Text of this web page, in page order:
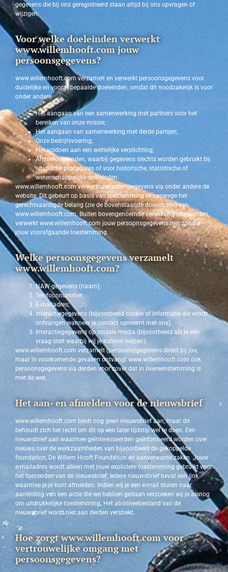
gegevens die bij ons geregistreerd staan altijd bij ons opvragen of
wijzigen.
Voor welke doeleinden verwerkt
www.willemhooft.com jouw
persoonsgegevens?
www.willemhooft.com verzamelt en verwerkt persoonsgegevens voor
duidelijke en vooraf bepaalde doeleinden, omdat dit noodzakelijk is voor
onder andere:
Het aangaan van een samenwerking met partners voor het
bereiken van onze missie;
Het aangaan van samenwerking met derde partijen;
Onze bedrijfsvoering;
Het voldoen aan een wettelijke verplichting;
Archiefdoeleinden, waarbij gegevens slechts worden gebruikt bij
juridische procedures of voor historische, statistische of
wetenschappelijke doeleinden.
www.willemhooft.com verwerkt persoonsgegevens via onder andere de
website. Dit gebeurt op basis van toestemming of vanwege het
gerechtvaardigde belang (zie de bovenstaande doeleinden) van
www.willemhooft.com. Buiten bovengenoemde verwerkingsdoeleinden,
verwerkt www.willemhooft.com jouw persoonsgegevens niet zonder
jouw voorafgaande toestemming.
Welke persoonsgegevens verzamelt
www.willemhooft.com?
NAW-gegevens (naam);
Telefoonnummer;
E-mailadres;
Interactiegegevens (bijvoorbeeld cookie of informatie die wordt
ontvangen wanneer je contact opneemt met ons).
Interactiegegevens op sociale media (bijvoorbeeld als je een
vraag stelt waarbij wij je kunnen helpen).
www.willemhooft.com verzamelt (persoons)gegevens direct bij jou,
maar in voorkomende gevallen ontvangt www.willemhooft.com ook
persoonsgegevens via derden voor zover dat in overeenstemming is
met de wet.
Het aan- en afmelden voor de nieuwsbrief
www.willemhooft.com biedt nog geen nieuwsbrief aan, maar dit
behoudt zich het recht om dit op een later tijdstip wel te doen. Een
nieuwsbrief aan waarmee geïnteresseerden geïnformeerd worden over
nieuws over de werkzaamheden van bijvoorbeeld de gekoppelde
foundation, De Willem Hooft Foundation en aanverwante zaken. Jouw
e-mailadres wordt alleen met jouw expliciete toestemming gebruikt voor
het toezenden van de nieuwsbrief. Iedere nieuwsbrief bevat een link
waarmee je je kunt afmelden. Indien wij je een e-mail sturen naar
aanleiding van een actie die we hebben gedaan verzoeken wij je alsnog
om uitdrukkelijke toestemming. Het abonneebestand van de
nieuwsbrief wordt niet aan derden verstrekt.
Hoe zorgt www.willemhooft.com voor
vertrouwelijke omgang met
persoonsgegevens?